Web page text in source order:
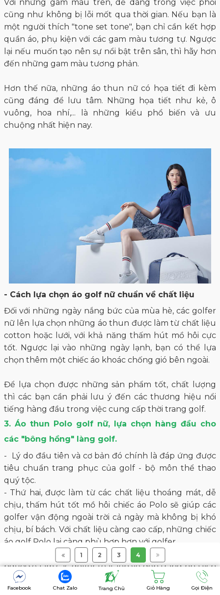
1 2 3 4
Với những gam màu trên, dễ dàng trong việc phối
cũng như không bị lỗi mốt qua thời gian. Nếu bạn là
một người thích "tone set tone", bạn chỉ cần kết hợp
quần áo, phụ kiện với các gam màu tương tự. Ngược
lại nếu muốn tạo nên sự nổi bật trên sân, thì hãy hơn
đến những gam màu tương phản.
Hơn thế nữa, những áo thun nữ có họa tiết đi kèm
cũng đáng để lưu tâm. Những họa tiết như kẻ, ô
vuông, hoa nhí,... là những kiểu phổ biến và ưu
chuộng nhất hiện nay.
- Cách lựa chọn áo golf nữ chuẩn về chất liệu
Đối với những ngày nắng bức của mùa hè, các golfer
nữ lên lựa chọn những áo thun được làm từ chất liệu
cotton hoặc lưới, với khả năng thấm hút mồ hôi cực
tốt. Ngược lại vào những ngày lạnh, bạn có thể lựa
chọn thêm một chiếc áo khoác chống gió bên ngoài.
Để lựa chọn được những sản phẩm tốt, chất lượng
thì các bạn cần phải lưu ý đến các thương hiệu nổi
tiếng hàng đầu trong việc cung cấp thời trang golf.
3. Áo thun Polo golf nữ, lựa chọn hàng đầu cho
các "bông hồng" làng golf.
- Lý do đầu tiên và cơ bản đó chính là đáp ứng được
tiêu chuẩn trang phục của golf - bộ môn thể thao
quý tộc.
- Thứ hai, được làm từ các chất liệu thoáng mát, dễ
chịu, thấm hút tốt mồ hôi chiếc áo Polo sẽ giúp các
golfer vận động ngoài trời cả ngày mà không bị khó
chịu, bí bách. Với chất liệu càng cao cấp, những chiếc
áo golf Polo lại càng phù hợp hơn với golfer.
- Thứ ba, với kiểu dáng cổ điển, đơn giản, khi mặc lên
người sẽ làm các golfer toát lên vẻ đẹp trang nhã lịch
sự, sang trọng và không kém phần năng động.
- Thứ tư, phù hợp với mọi độ tuổi và giới tính. Đây là
Facebook Chat Zalo Trang Chủ Giỏ Hàng Gọi Điện